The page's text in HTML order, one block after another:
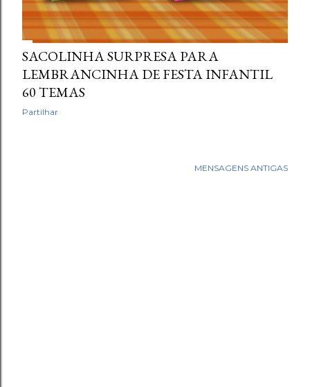
SACOLINHA SURPRESA PARA
LEMBRANCINHA DE FESTA INFANTIL
60 TEMAS
Partilhar
MENSAGENS ANTIGAS